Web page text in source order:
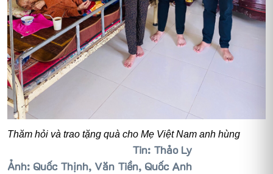
Thăm hỏi và trao tặng quà cho Mẹ Việt Nam anh hùng
Tin: Thảo Ly
Ảnh: Quốc Thịnh, Văn Tiền, Quốc Anh